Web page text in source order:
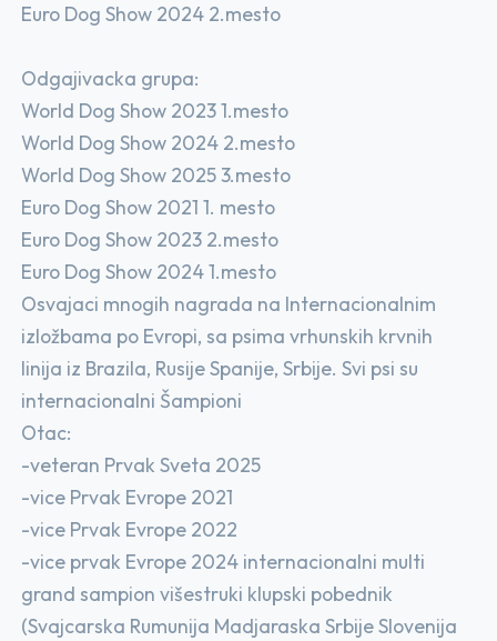
Euro Dog Show 2024 2.mesto
Odgajivacka grupa:
World Dog Show 2023 1.mesto
World Dog Show 2024 2.mesto
World Dog Show 2025 3.mesto
Euro Dog Show 2021 1. mesto
Euro Dog Show 2023 2.mesto
Euro Dog Show 2024 1.mesto
Osvajaci mnogih nagrada na Internacionalnim
izložbama po Evropi, sa psima vrhunskih krvnih
linija iz Brazila, Rusije Spanije, Srbije. Svi psi su
internacionalni Šampioni
Otac:
-veteran Prvak Sveta 2025
-vice Prvak Evrope 2021
-vice Prvak Evrope 2022
-vice prvak Evrope 2024 internacionalni multi
grand sampion višestruki klupski pobednik
(Svajcarska Rumunija Madjaraska Srbije Slovenija